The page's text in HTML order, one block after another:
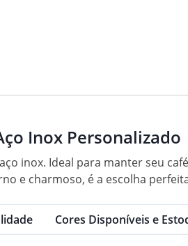
Inox Personalizado
inox. Ideal para manter seu
e charmoso, é a escolha
Cores Disponíveis e